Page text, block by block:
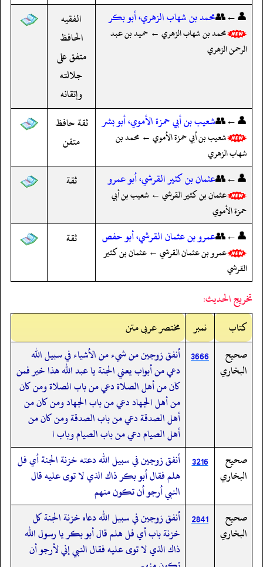
👤←👥محمد بن شهاب الزهري، أبو بكر
محمد بن شهاب الزهري ← حميد بن عبد
الرحمن الزهري
الفقيه
الحافظ
متفق على
جلالته
وإتقانه
👤←👥شعيب بن أبي حمزة الأموي، أبو بشر
شعيب بن أبي حمزة الأموي ← محمد بن
شهاب الزهري
ثقة حافظ
متقن
👤←👥عثمان بن كثير القرشي، أبو عمرو
عثمان بن كثير القرشي ← شعيب بن أبي
حمزة الأموي
ثقة
👤←👥عمرو بن عثمان القرشي، أبو حفص
عمرو بن عثمان القرشي ← عثمان بن كثير
القرشي
ثقة
تخريج الحديث:
کتاب
نمبر
مختصر عربی متن
صحيح
البخاري
3666 أنفق زوجين من شيء من الأشياء في سبيل الله
دعي من أبواب يعني الجنة يا عبد الله هذا خير فمن
كان من أهل الصلاة دعي من باب الصلاة ومن كان
من أهل الجهاد دعي من باب الجهاد ومن كان من
أهل الصدقة دعي من باب الصدقة ومن كان من
أهل الصيام دعي من باب الصيام وباب ا
صحيح
البخاري
3216
أنفق زوجين في سبيل الله دعته خزنة الجنة أي فل
هلم فقال أبو بكر ذاك الذي لا توى عليه قال
النبي أرجو أن تكون منهم
صحيح
البخاري
2841 أنفق زوجين في سبيل الله دعاه خزنة الجنة كل
خزنة باب أي فل هلم قال أبو بكر يا رسول الله
ذاك الذي لا توى عليه فقال النبي إني لأرجو أن